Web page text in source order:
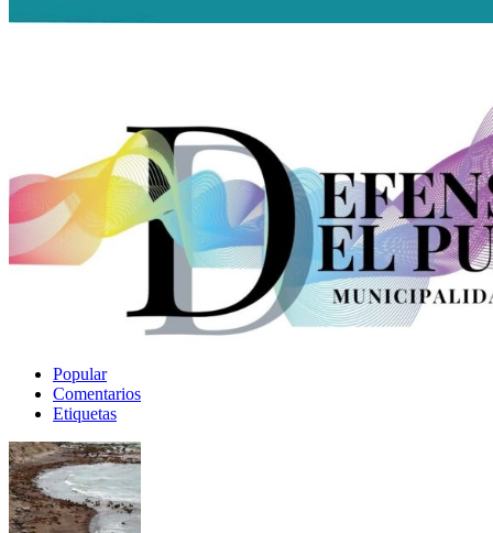
Popular
Comentarios
Etiquetas